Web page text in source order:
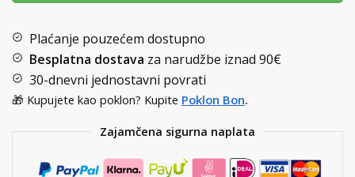
Plaćanje pouzećem dostupno
Besplatna dostava za narudžbe iznad 90€
30-dnevni jednostavni povrati
🎁 Kupujete kao poklon? Kupite Poklon Bon.
Zajamčena sigurna naplata